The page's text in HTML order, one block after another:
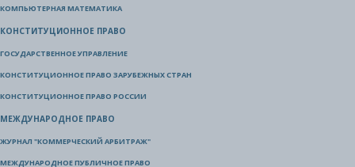
КОМПЬЮТЕРНАЯ МАТЕМАТИКА
КОНСТИТУЦИОННОЕ ПРАВО
ГОСУДАРСТВЕННОЕ УПРАВЛЕНИЕ
КОНСТИТУЦИОННОЕ ПРАВО ЗАРУБЕЖНЫХ СТРАН
КОНСТИТУЦИОННОЕ ПРАВО РОССИИ
МЕЖДУНАРОДНОЕ ПРАВО
ЖУРНАЛ "КОММЕРЧЕСКИЙ АРБИТРАЖ"
МЕЖДУНАРОДНОЕ ПУБЛИЧНОЕ ПРАВО